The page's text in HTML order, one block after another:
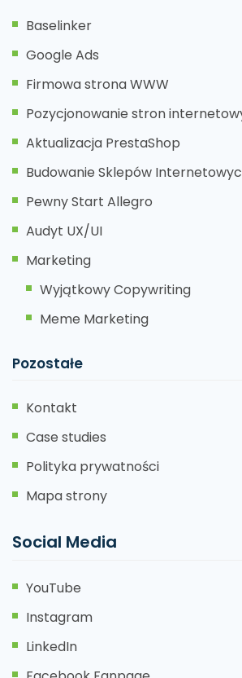
Baselinker
Google Ads
Firmowa strona WWW
Pozycjonowanie stron
Aktualizacja PrestaShop
Budowanie Sklepów
Pewny Start Allegro
Audyt UX/UI
Marketing
Wyjątkowy Copywriting
Meme Marketing
Pozostałe
Kontakt
Case studies
Polityka prywatności
Mapa strony
Social Media
YouTube
Instagram
LinkedIn